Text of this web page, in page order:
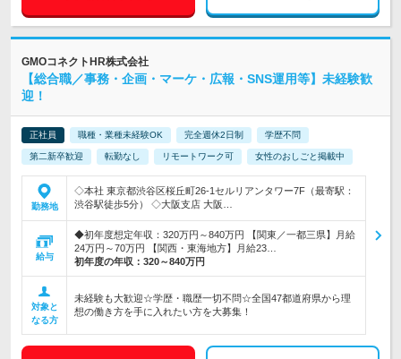
GMOコネクトHR株式会社
【総合職／事務・企画・マーケ・広報・SNS運用等】未経験歓
迎！
正社員 職種・業種未経験OK 完全週休2日制 学歴不問
第二新卒歓迎 転勤なし リモートワーク可 女性のおしごと掲載中
勤務地
◇本社 東京都渋谷区桜丘町26-1セルリアンタワー7F（最寄駅：
渋谷駅徒歩5分） ◇大阪支店 大阪…
給与
◆初年度想定年収：320万円～840万円 【関東／一都三県】月給
24万円～70万円 【関西・東海地方】月給23…
初年度の年収： 320～840万円
対象と
なる方
未経験も大歓迎☆学歴・職歴一切不問☆全国47都道府県から理
想の働き方を手に入れたい方を大募集！